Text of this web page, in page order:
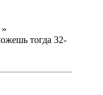
тогда 32-